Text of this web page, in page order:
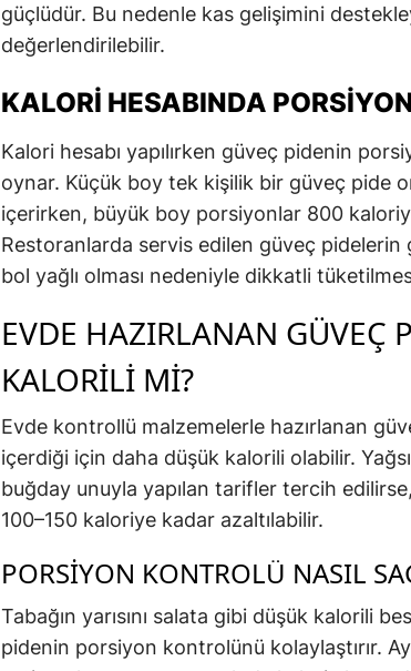
güçlüdür. Bu nedenle kas gelişimini
değerlendirilebilir.
KALORI HESABINDA
Kalori hesabı yapılırken güveç pidenin
oynar. Küçük boy tek kişilik bir güveç pide
içerirken, büyük boy porsiyonlar 800
Restoranlarda servis edilen güveç
bol yağlı olması nedeniyle dikkatli
EVDE HAZIRLANAN GÜVEÇ
KALORILI MI?
Evde kontrollü malzemelerle hazırlanan
içerdiği için daha düşük kalorili olabilir.
buğday unuyla yapılan tarifler tercih
100–150 kaloriye kadar azaltılabilir.
PORSIYON KONTROLÜ NASIL
Tabağın yarısını salata gibi düşük kalorili
pidenin porsiyon kontrolünü kolaylaştırır.